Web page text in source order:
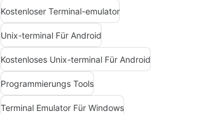
Kostenloser Terminal-emulator
Unix-terminal Für Android
Kostenloses Unix-terminal Für Android
Programmierungs Tools
Terminal Emulator Für Windows